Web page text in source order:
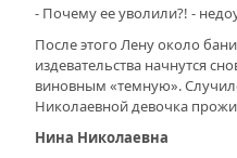
- Почему ее уволили?! -
После этого Лену около
издевательства начнутся
виновным «темную».
Николаевной девочка
Нина Николаевна